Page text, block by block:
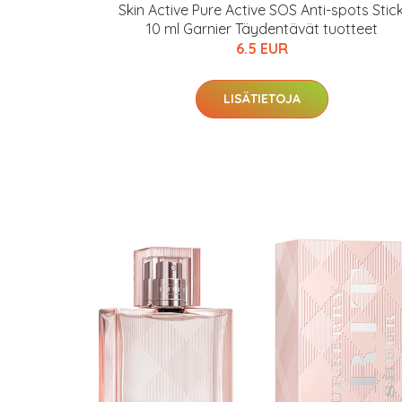
Skin Active Pure Active SOS Anti-spots
10 ml Garnier Täydentävät tuotteet
6.5 EUR
LISÄTIETOJA